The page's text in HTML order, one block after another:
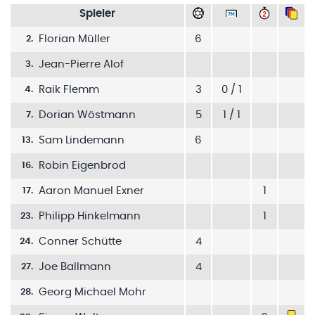
Spieler
2. Florian Müller 6
3. Jean-Pierre Alof
4. Raik Flemm 3 0 / 1
7. Dorian Wöstmann 5 1 / 1
13. Sam Lindemann 6
16. Robin Eigenbrod
17. Aaron Manuel Exner
23. Philipp Hinkelmann
24. Conner Schütte 4
27. Joe Ballmann 4
28. Georg Michael Mohr